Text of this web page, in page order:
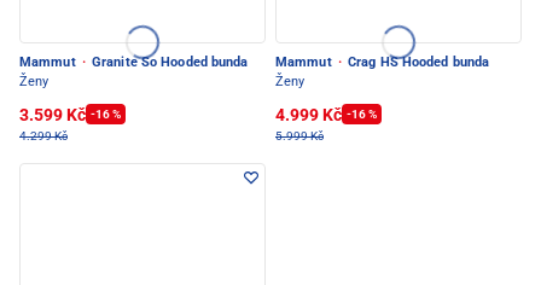
Mammut · Granite So Hooded bunda
Ženy
3.599 Kč -16 %
4.299 Kč
Mammut · Crag HS Hooded bunda
Ženy
4.999 Kč -16 %
5.999 Kč